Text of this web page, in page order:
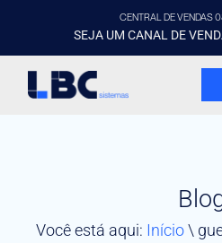
CENTRAL DE
SEJA UM CANAL DE
Você está aqui: Início\